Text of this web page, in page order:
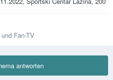
Fan-TV
antworten